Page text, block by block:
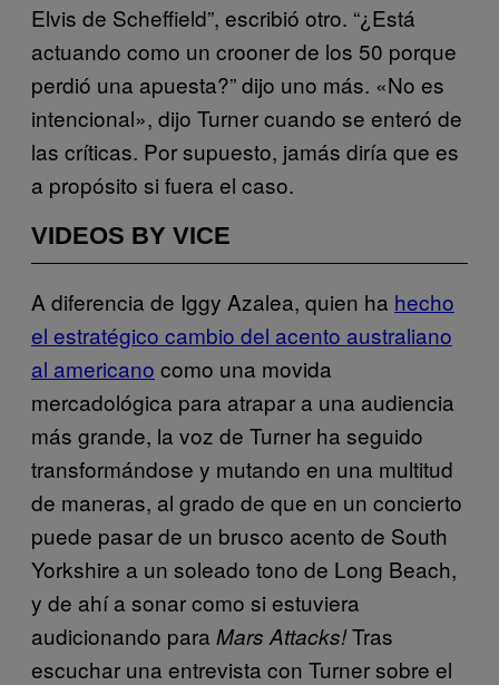
Elvis de Scheffield”, escribió otro. “¿Está
actuando como un crooner de los 50 porque
perdió una apuesta?” dijo uno más. «No es
intencional», dijo Turner cuando se enteró de
las críticas. Por supuesto, jamás diría que es
a propósito si fuera el caso.
VIDEOS BY VICE
A diferencia de Iggy Azalea, quien ha hecho
el estratégico cambio del acento australiano
al americano como una movida
mercadológica para atrapar a una audiencia
más grande, la voz de Turner ha seguido
transformándose y mutando en una multitud
de maneras, al grado de que en un concierto
puede pasar de un brusco acento de South
Yorkshire a un soleado tono de Long Beach,
y de ahí a sonar como si estuviera
audicionando para Mars Attacks!Tras
escuchar una entrevista con Turner sobre el